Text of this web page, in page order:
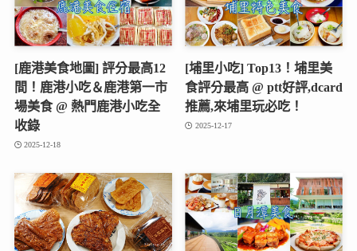
[鹿港美食地圖] 評分最高12
間！鹿港小吃＆鹿港第一市
場美食 @ 熱門鹿港小吃全
收錄
2025-12-18
[埔里小吃] Top13！埔里美
食評分最高 @ ptt好評,dcard
推薦,來埔里玩必吃！
2025-12-17